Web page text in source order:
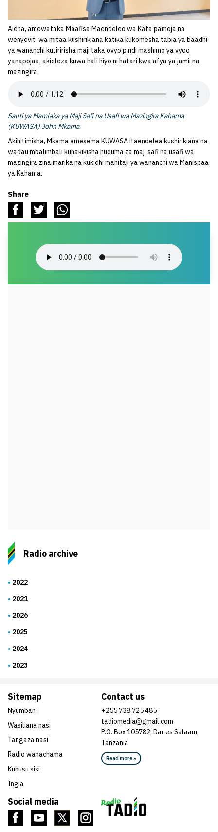
Aidha, amewataka Maafisa Maendeleo wa Kata pamoja na
wenyeviti wa mitaa kushirikiana katika kukomesha tabia ya baadhi
ya wananchi kutiririsha maji taka ovyo pindi mashimo ya vyoo
yanapojaa, akieleza kuwa hali hiyo ni hatari kwa afya ya jamii na
mazingira.
Sauti ya Mamlaka ya Maji Safi na Usafi wa Mazingira Kahama
(KUWASA) John Mkama
Akihitimisha, Mkama amesema KUWASA itaendelea kushirikiana na
wadau mbalimbali kuhakikisha huduma za maji safi na usafi wa
mazingira zinaimarika na kukidhi mahitaji ya wananchi wa Manispaa
ya Kahama.
Share
Radio archive
2022
2021
2026
2025
2024
2023
Social media
Sitemap
Nyumbani
Wasiliana nasi
Tangaza nasi
Radio wanachama
Kuhusu sisi
Ingia
Contact us
+255 738 725 485
tadiomedia@gmail.com
P.O. Box 105782, Dar es Salaam,
Tanzania
Read more »